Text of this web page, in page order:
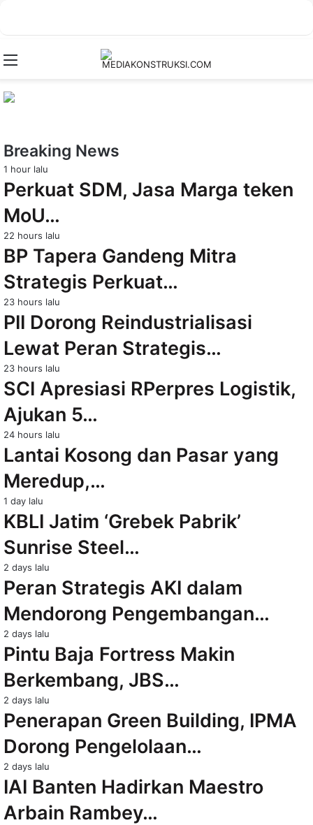
Breaking News
1 hour lalu
Perkuat SDM, Jasa Marga teken
MoU…
22 hours lalu
BP Tapera Gandeng Mitra
Strategis Perkuat…
23 hours lalu
PII Dorong Reindustrialisasi
Lewat Peran Strategis…
23 hours lalu
SCI Apresiasi RPerpres Logistik,
Ajukan 5…
24 hours lalu
Lantai Kosong dan Pasar yang
Meredup,…
1 day lalu
KBLI Jatim ‘Grebek Pabrik’
Sunrise Steel…
2 days lalu
Peran Strategis AKI dalam
Mendorong Pengembangan…
2 days lalu
Pintu Baja Fortress Makin
Berkembang, JBS…
2 days lalu
Penerapan Green Building, IPMA
Dorong Pengelolaan…
2 days lalu
IAI Banten Hadirkan Maestro
Arbain Rambey…